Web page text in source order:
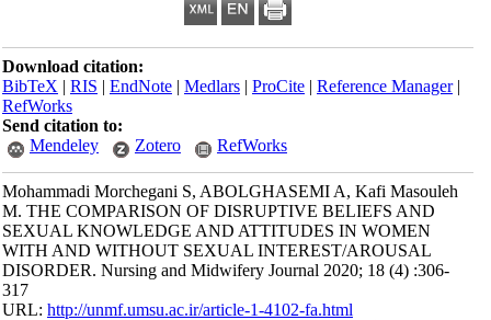
Download citation:
BibTeX|RIS|EndNote|Medlars|ProCite|Reference Manager
RefWorks
Send citation to:
Mendeley
Zotero RefWorks
Mohammadi Morchegani S, ABOLGHASEMI A, Kafi Masouleh
M. THE COMPARISON OF DISRUPTIVE BELIEFS AND
SEXUAL KNOWLEDGE AND ATTITUDES IN WOMEN
WITH AND WITHOUT SEXUAL INTEREST/AROUSAL
DISORDER. Nursing and Midwifery Journal 2020; 18 (4) :306-
317
URL:http://unmf.umsu.ac.ir/article-1-4102-fa.html